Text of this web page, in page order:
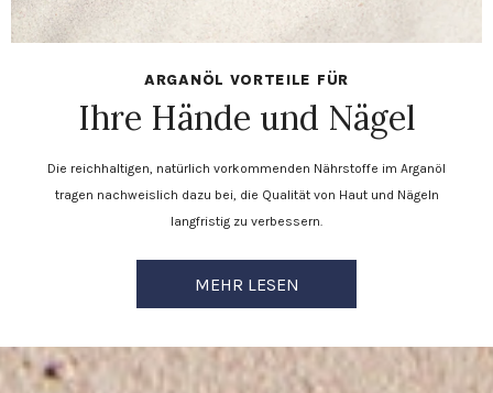
ARGANÖL VORTEILE FÜR
Ihre Hände und Nägel
Die reichhaltigen, natürlich vorkommenden Nährstoffe im Arganöl
tragen nachweislich dazu bei, die Qualität von Haut und Nägeln
langfristig zu verbessern.
MEHR LESEN